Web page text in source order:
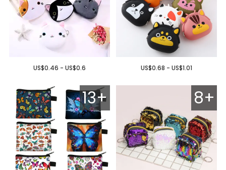
US$0.46 - US$0.6 US$0.68 - US$1.01
13+ 8+